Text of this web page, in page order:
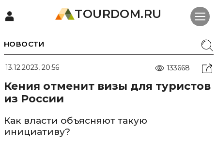
TOURDOM.RU
НОВОСТИ
13.12.2023, 20:56 133668
Кения отменит визы для туристов
из России
Как власти объясняют такую
инициативу?